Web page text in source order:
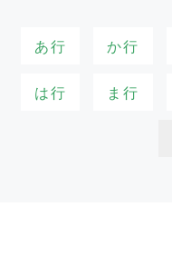
あ行 か行
は行 ま行